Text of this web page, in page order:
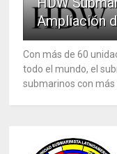
Ampliación
Con más de 60
todo el mundo, el
submarinos con más